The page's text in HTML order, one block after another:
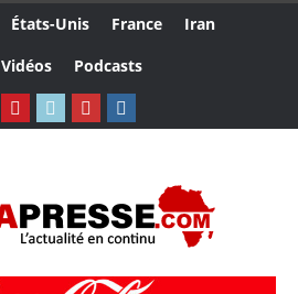
États-Unis France
Iran
Vidéos Podcasts